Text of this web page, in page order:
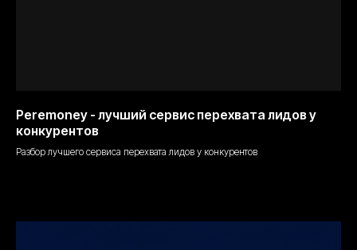
Peremoney - лучший сервис перехвата лидов у
конкурентов
Разбор лучшего сервиса перехвата лидов у конкурентов